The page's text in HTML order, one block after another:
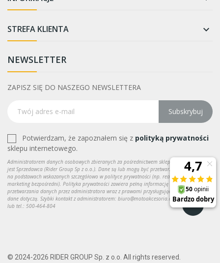
STREFA KLIENTA 
NEWSLETTER
ZAPISZ SIĘ DO NASZEGO NEWSLETTERA
Subskrybuj
Potwierdzam, że zapoznałem się z polityką prywatności
sklepu internetowego.
Administratorem danych osobowych zbieranych za pośrednictwem sklepu internetowego
jest Sprzedawca (Rider Group Sp z o.o.). Dane są lub mogą być przetwarzane w celach oraz
na podstawach wskazanych szczegółowo w polityce prywatności (np. realizacja umowy,
marketing bezpośredni). Polityka prywatności zawiera pełną informację na temat
przetwarzania danych przez administratora wraz z prawami przysługującymi osobie, której
dane dotyczą. Szybki kontakt z administratorem: biuro@motoakcesoria.com do kontaktu
lub tel.: 500-464-804
© 2024-2026 RIDER GROUP Sp. z o.o. All rights reserved.